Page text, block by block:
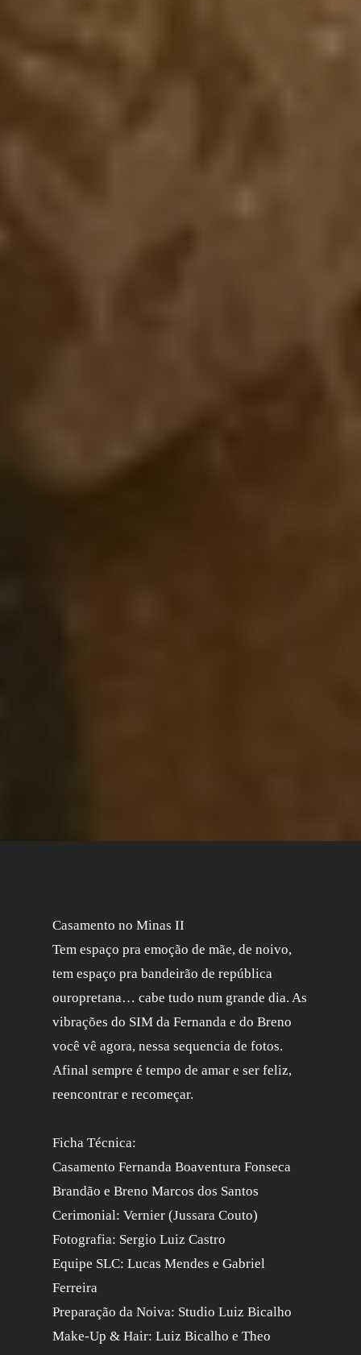
Casamento no Minas II
Tem espaço pra emoção de mãe, de noivo,
tem espaço pra bandeirão de república
ouropretana… cabe tudo num grande dia. As
vibrações do SIM da Fernanda e do Breno
você vê agora, nessa sequencia de fotos.
Afinal sempre é tempo de amar e ser feliz,
reencontrar e recomeçar.
Ficha Técnica:
Casamento Fernanda Boaventura Fonseca
Brandão e Breno Marcos dos Santos
Cerimonial: Vernier (Jussara Couto)
Fotografia: Sergio Luiz Castro
Equipe SLC: Lucas Mendes e Gabriel
Ferreira
Preparação da Noiva: Studio Luiz Bicalho
Make-Up & Hair: Luiz Bicalho e Theo